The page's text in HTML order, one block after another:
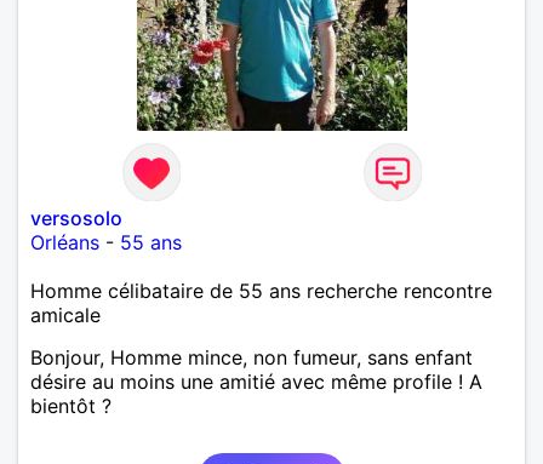
versosolo
Orléans - 55 ans
Homme célibataire de 55 ans recherche rencontre
amicale
Bonjour, Homme mince, non fumeur, sans enfant
désire au moins une amitié avec même profile ! A
bientôt ?